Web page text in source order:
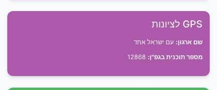
GPS לציונות
שם ארגון: עם ישראל אחד
מספר תוכנית בגפ"ן: